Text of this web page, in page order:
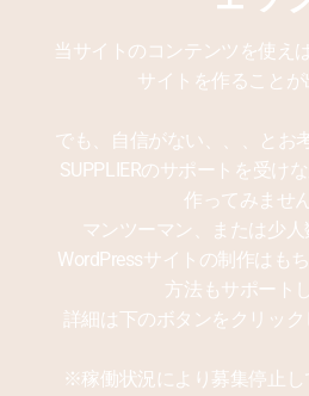
当サイトのコンテンツを使え
サイトを作ることが
でも、自信がない、、、とお
SUPPLIERのサポートを受け
作ってみませ
マンツーマン、または少
WordPressサイトの制作はも
方法もサポート
詳細は下のボタンをクリック
※稼働状況により募集停止し